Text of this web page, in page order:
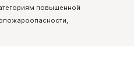
повышенной